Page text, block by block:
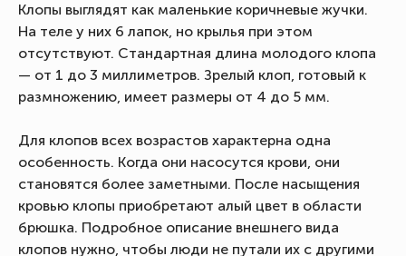
Клопы выглядят как маленькие коричневые жучки.
На теле у них 6 лапок, но крылья при этом
отсутствуют. Стандартная длина молодого клопа
— от 1 до 3 миллиметров. Зрелый клоп, готовый к
размножению, имеет размеры от 4 до 5 мм.
Для клопов всех возрастов характерна одна
особенность. Когда они насосутся крови, они
становятся более заметными. После насыщения
кровью клопы приобретают алый цвет в области
брюшка. Подробное описание внешнего вида
клопов нужно, чтобы люди не путали их с другими